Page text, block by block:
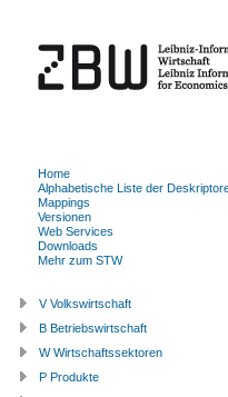
Home
Alphabetische Liste der
Mappings
Versionen
Web Services
Downloads
Mehr zum STW
V Volkswirtschaft
B Betriebswirtschaft
W Wirtschaftssektoren
P Produkte